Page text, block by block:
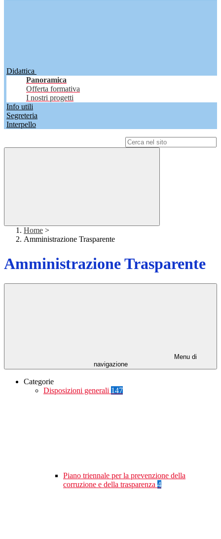
Didattica
Panoramica
Offerta formativa
I nostri progetti
Info utili
Segreteria
Interpello
Home >
Amministrazione Trasparente
Amministrazione Trasparente
Menu di
navigazione
Categorie
Disposizioni generali 147
Piano triennale per la prevenzione della
corruzione e della trasparenza 4